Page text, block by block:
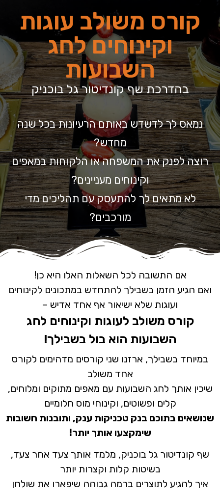
קורס משולב עוגות
וקינוחים לחג
השבועות
בהדרכת שף קונדיטור גל בוכניק
נמאס לך לדשדש באותם הרעיונות בכל שנה
מחדש?
רוצה לפנק את המשפחה או הלקוחות במאפים
וקינוחים מעניינים?
לא מתאים לך להתעסק עם תהליכים מדי
מורכבים?
אם התשובה לכל השאלות האלו היא כן!
ואם הגיע הזמן בשבילך להתחדש במתכונים לקינוחים
ועוגות שלא ישיאור אף אחד אדיש –
קורס משולב לעוגות וקינוחים לחג
השבועות הוא בול בשבילך!
במיוחד בשבילך, ארזנו שני קורסים מדהימים לקורס
אחד משולב
שיכין אותך לחג השבועות עם מאפים מתוקים ומלוחים,
קלים ופשוטים, וקינוחי מוס חלומיים
שנושאים בתוכם בנק טכניקות ענק, ותובנות חשובות
שימקצעו אותך יותר!
שף קונדיטור גל בוכניק, מלמד אותך צעד אחר צעד,
בשיטות קלות וקצרות יותר
איך להגיע לתוצרים ברמה גבוהה שיפארו את שולחן